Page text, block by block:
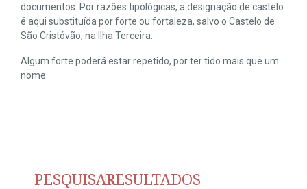
documentos. Por razões tipológicas, a designação de castelo
é aqui substituída por forte ou fortaleza, salvo o Castelo de
São Cristóvão, na Ilha Terceira.
Algum forte poderá estar repetido, por ter tido mais que um
nome.
PESQUISARRESULTADOS